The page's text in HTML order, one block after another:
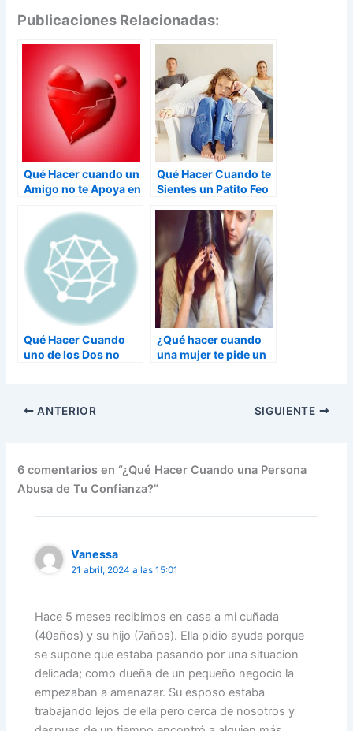
Publicaciones Relacionadas:
Qué Hacer cuando un
Amigo no te Apoya en
Qué Hacer Cuando te
Sientes un Patito Feo
Qué Hacer Cuando
uno de los Dos no
¿Qué hacer cuando
una mujer te pide un
ANTERIOR SIGUIENTE
6 comentarios en “¿Qué Hacer Cuando una Persona
Abusa de Tu Confianza?”
Vanessa
21 abril, 2024 a las 15:01
Hace 5 meses recibimos en casa a mi cuñada
(40años) y su hijo (7años). Ella pidio ayuda porque
se supone que estaba pasando por una situacion
delicada; como dueña de un pequeño negocio la
empezaban a amenazar. Su esposo estaba
trabajando lejos de ella pero cerca de nosotros y